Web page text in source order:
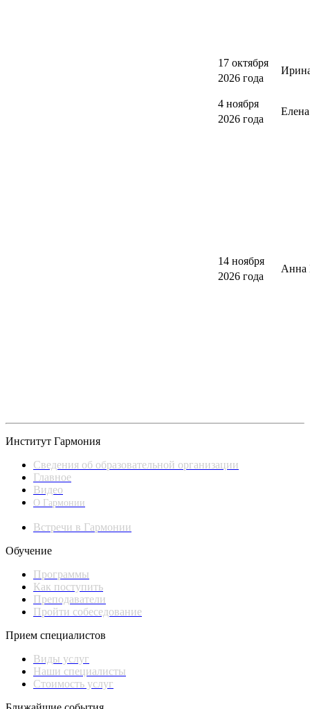
17 октября
2026 года
4 ноября
2026 года
14 ноября
2026 года
Анна
Институт Гармония
Сведения об образовательной организации
Главное
Видео
О Гармонии
Встречи в Гармонии
Обучение
Программы
Как поступить
Преподаватели
Пройти собеседование
Прием специалистов
Виды услуг
Наши специалисты
Стоимость услуг